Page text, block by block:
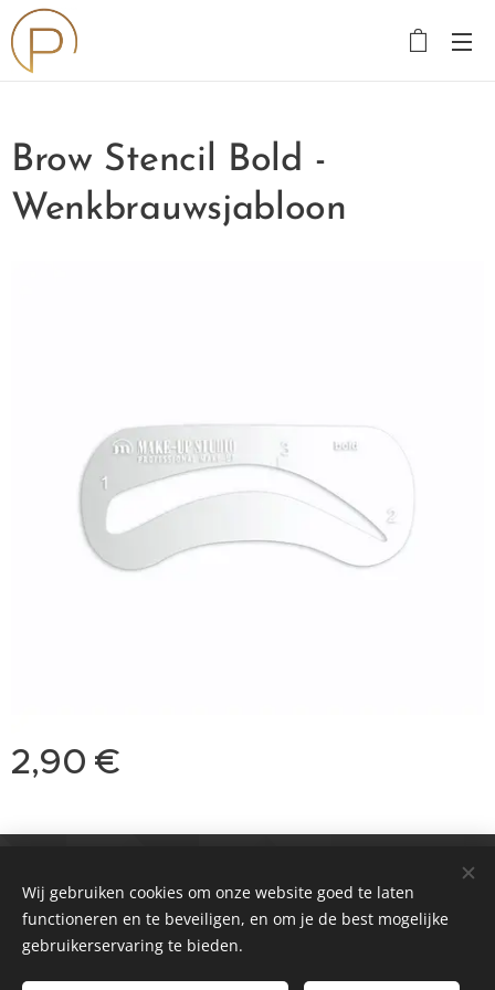
Brow Stencil Bold -
Wenkbrauwsjabloon
2,90 €
Passie huidverbetering & Meer
Zwolle & Balk
Cookies
Wij gebruiken cookies om onze website goed te laten
functioneren en te beveiligen, en om je de best mogelijke
gebruikerservaring te bieden.